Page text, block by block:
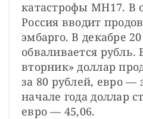
катастрофы MH17. В
Россия вводит
эмбарго. В декабре
обваливается
вторник» доллар
за 80 рублей, евро —
начале года доллар
евро — 45,06.